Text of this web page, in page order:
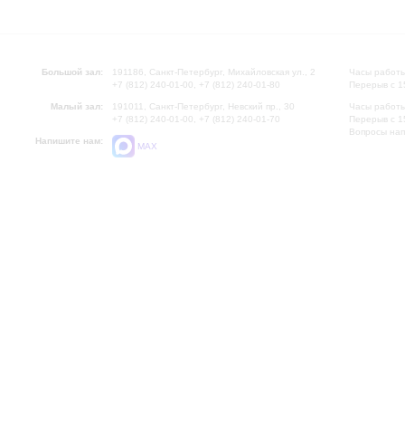
Большой зал:
191186, Санкт-Петербург, Михайловская ул., 2
+7 (812) 240-01-00, +7 (812) 240-01-80
Малый зал:
191011, Санкт-Петербург, Невский пр., 30
+7 (812) 240-01-00, +7 (812) 240-01-70
Напишите нам:
MAX
Часы
Перерыв с
Часы
Перерыв с
Вопросы